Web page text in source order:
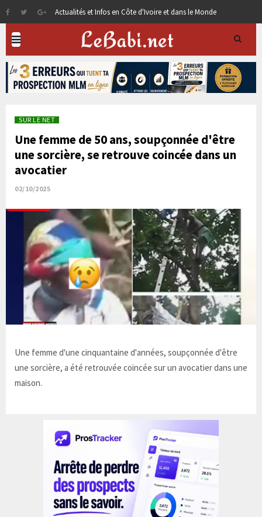
Actualités et Infos en Côte d'Ivoire et dans le Monde
SUR LE NET
Une femme de 50 ans, soupçonnée d'être
une sorcière, se retrouve coincée dans un
avocatier
02/10/2025
Une femme d'une cinquantaine d'années, soupçonnée d'être
une sorcière, a été retrouvée coincée sur un avocatier dans une
maison.